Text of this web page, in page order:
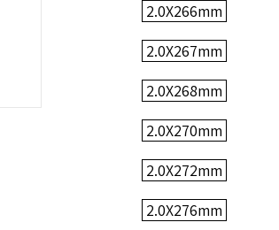
2.0X266mm
2.0X267mm
2.0X268mm
2.0X270mm
2.0X272mm
2.0X276mm